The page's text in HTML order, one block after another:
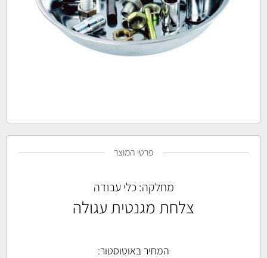
פרטי המוצר
מחלקה:כלי עבודה
צלחת מגנטית עגולה
המחיר באוטוסטור: